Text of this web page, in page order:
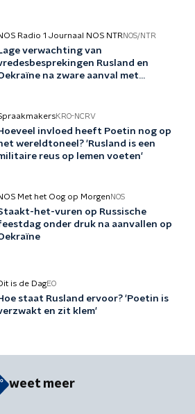
Radio 1 Journaal NOS NTR NOS/NTR
verwachting van
Rusland en
na zware aanval met
KRO-NCRV
invloed heeft Poetin nog op
wereldtoneel? 'Rusland is een
reus op lemen voeten'
Met het Oog op Morgen NOS
het-vuren op Russische
onder druk na aanvallen op
is de DagEO
staat Rusland ervoor? 'Poetin is
en zit klem'
weet meer